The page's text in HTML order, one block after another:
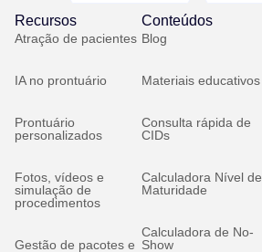
Recursos
Atração de pacientes
IA no prontuário
Prontuário
personalizados
Fotos, vídeos e
simulação de
procedimentos
Gestão de pacotes e
Conteúdos
Blog
Materiais educativos
Consulta rápida de
CIDs
Calculadora Nível de
Maturidade
Calculadora de No-
Show